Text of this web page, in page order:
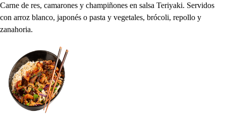
Carne de res, camarones y champiñones en salsa Teriyaki. Servidos
con arroz blanco, japonés o pasta y vegetales, brócoli, repollo y
zanahoria.